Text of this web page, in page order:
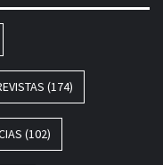
(174)
(102)